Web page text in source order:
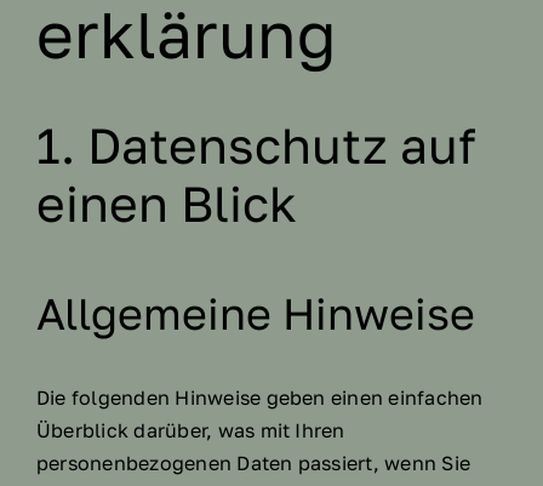
Jobs
erklärung
1. Datenschutz auf
einen Blick
Allgemeine Hinweise
Die folgenden Hinweise geben einen einfachen
Überblick darüber, was mit Ihren
personenbezogenen Daten passiert, wenn Sie